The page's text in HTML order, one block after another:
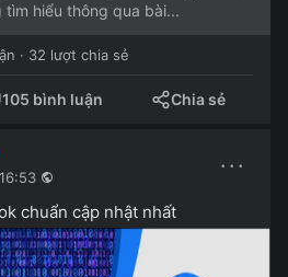
tìm hiểu thông qua bài...
· 32 lượt chia sẻ
105 bình luận Chia sẻ
···
chuẩn cập nhật nhất